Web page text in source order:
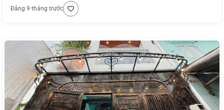
Đăng 9 tháng trước